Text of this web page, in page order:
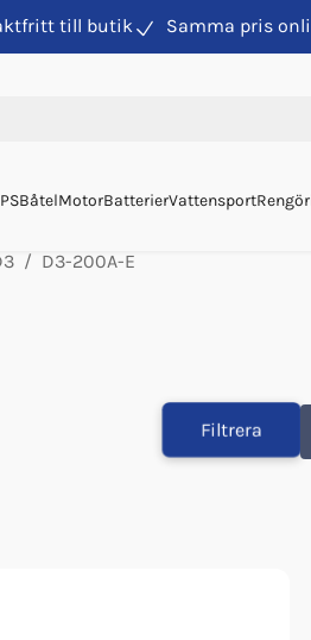
till butik Samma pris
BåtelMotorBatterierVattensport
D3-200A-E
Filtrera